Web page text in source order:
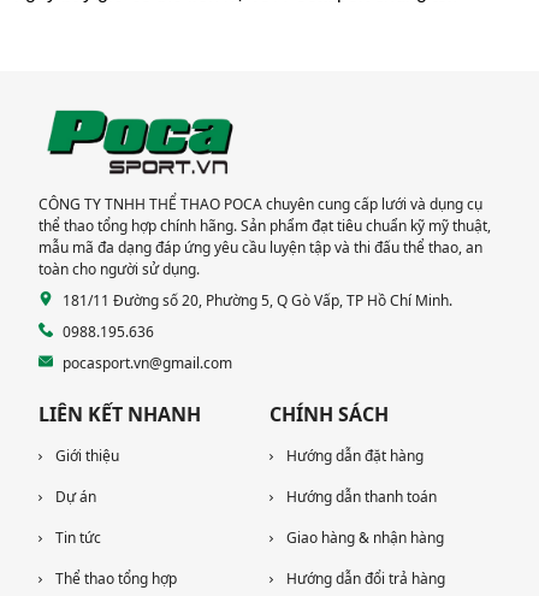
CÔNG TY TNHH THỂ THAO POCA chuyên cung cấp lưới và dụng cụ
thể thao tổng hợp chính hãng. Sản phẩm đạt tiêu chuẩn kỹ mỹ thuật,
mẫu mã đa dạng đáp ứng yêu cầu luyện tập và thi đấu thể thao, an
toàn cho người sử dụng.
181/11 Đường số 20, Phường 5, Q Gò Vấp, TP Hồ Chí Minh.
0988.195.636
pocasport.vn@gmail.com
LIÊN KẾT NHANH
Giới thiệu
Dự án
Tin tức
Thể thao tổng hợp
CHÍNH SÁCH
Hướng dẫn đặt hàng
Hướng dẫn thanh toán
Giao hàng & nhận hàng
Hướng dẫn đổi trả hàng